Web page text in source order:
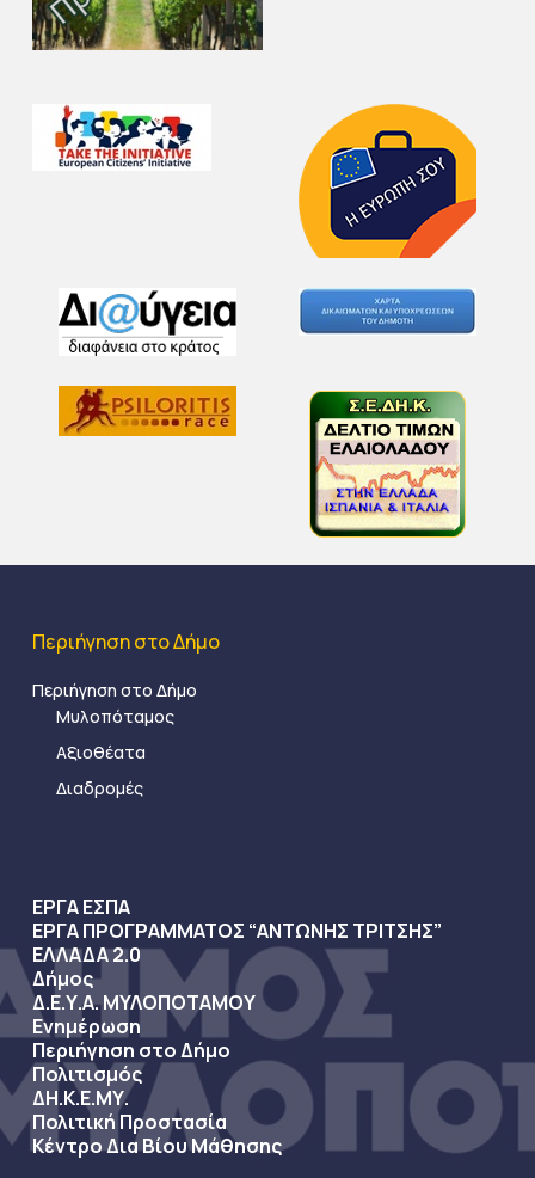
Περιήγηση στο Δήμο
Περιήγηση στο Δήμο
Μυλοπόταμος
Αξιοθέατα
Διαδρομές
ΕΡΓΑ ΕΣΠΑ
ΕΡΓΑ ΠΡΟΓΡΑΜΜΑΤΟΣ “ΑΝΤΩΝΗΣ ΤΡΙΤΣΗΣ”
ΕΛΛΑΔΑ 2.0
Δήμος
Δ.Ε.Υ.Α. ΜΥΛΟΠΟΤΑΜΟΥ
Ενημέρωση
Περιήγηση στο Δήμο
Πολιτισμός
ΔΗ.Κ.Ε.ΜΥ.
Πολιτική Προστασία
Κέντρο Δια Βίου Μάθησης